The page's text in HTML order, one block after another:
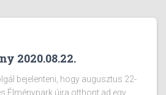
2020.08.22.
bejelenteni, hogy augusztus 22-
Élménypark újra otthont ad egy